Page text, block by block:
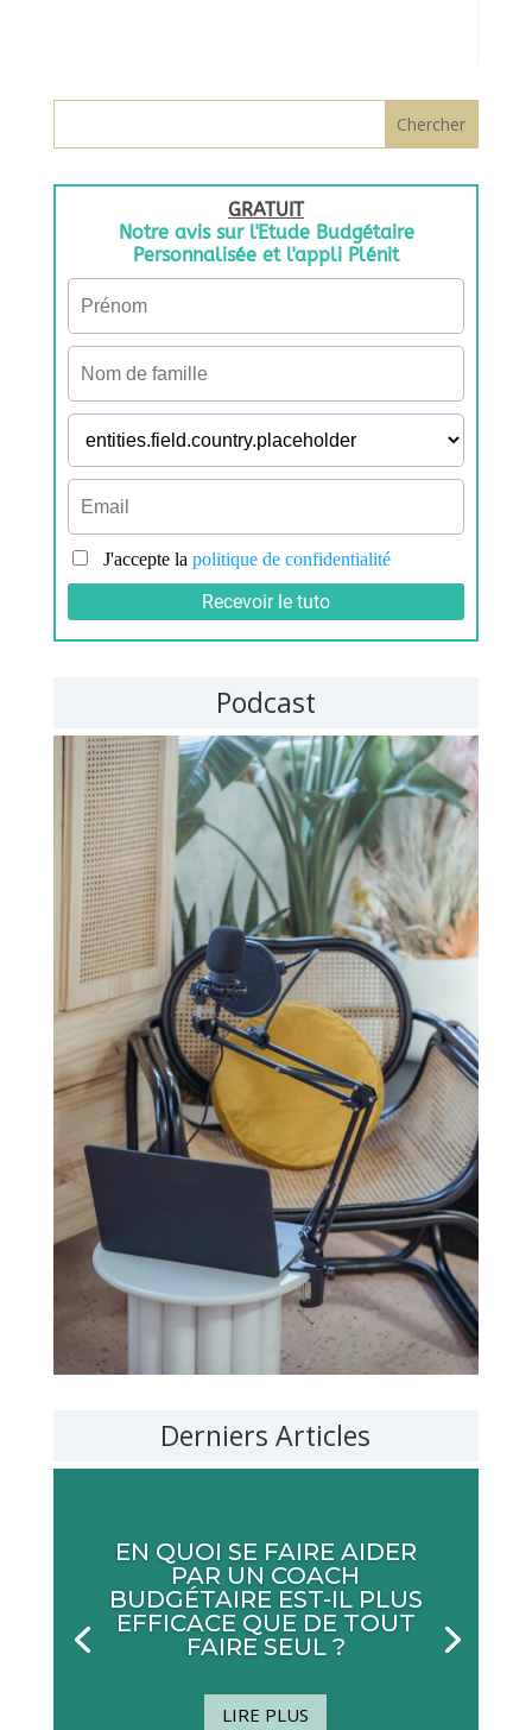
Podcast
Derniers Articles
EN QUOI SE FAIRE AIDER
PAR UN COACH
BUDGÉTAIRE EST-IL PLUS
EFFICACE QUE DE TOUT
FAIRE SEUL ?
LIRE PLUS